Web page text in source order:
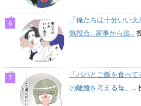
「俺たちは十分いい
気投合…家事から逃...
「パパとご飯を食べ
の離婚を考える母、...